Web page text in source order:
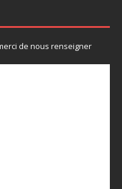
de nous renseigner